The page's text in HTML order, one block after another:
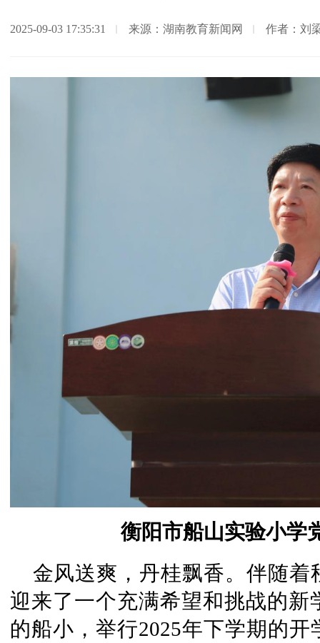
2025-09-03 17:35:31 来源：湖南教育新闻网 作者：刘
衡阳市船山实验小学
金风送爽，丹桂飘香。伴随
迎来了一个充满希望和挑战的
的船小，举行2025年下学期的